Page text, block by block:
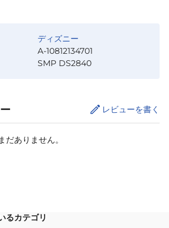
ディズニー
A-10812134701
SMP DS2840
レビューを書く
ありません。
るカテゴリ